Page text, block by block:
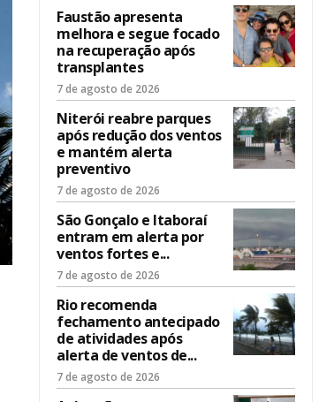
Faustão apresenta
melhora e segue focado
na recuperação após
transplantes
7 de agosto de 2026
Niterói reabre parques
após redução dos ventos
e mantém alerta
preventivo
7 de agosto de 2026
São Gonçalo e Itaboraí
entram em alerta por
ventos fortes e...
7 de agosto de 2026
Rio recomenda
fechamento antecipado
de atividades após
alerta de ventos de...
7 de agosto de 2026